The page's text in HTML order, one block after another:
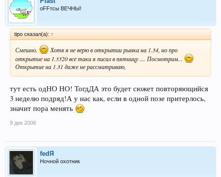
оFFтсы ВЕЧНЫ!
tipo сказал(а): ↑
Смешно.
Хотя я не верю в открытии рынка на 1.34, но про
открытие на 1.3320 все таки я писал в пятницу .... Посмотрим...
Открытие на 1.31 даже не рассматриваю,
тут есть одНО НО! ТогдДА это будет сюжет повторяющийся
3 неделю подряд!А у нас как, если в одной позе притерлось,
значит пора менять
9 дек 2006
fedЯ
Ночной охотник